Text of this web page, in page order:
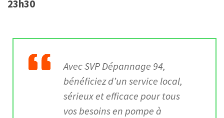
23h30
AvecSVP Dépannage 94,
bénéficiez d’un service local,
sérieux et efficace pour tous
vos besoins en pompe à